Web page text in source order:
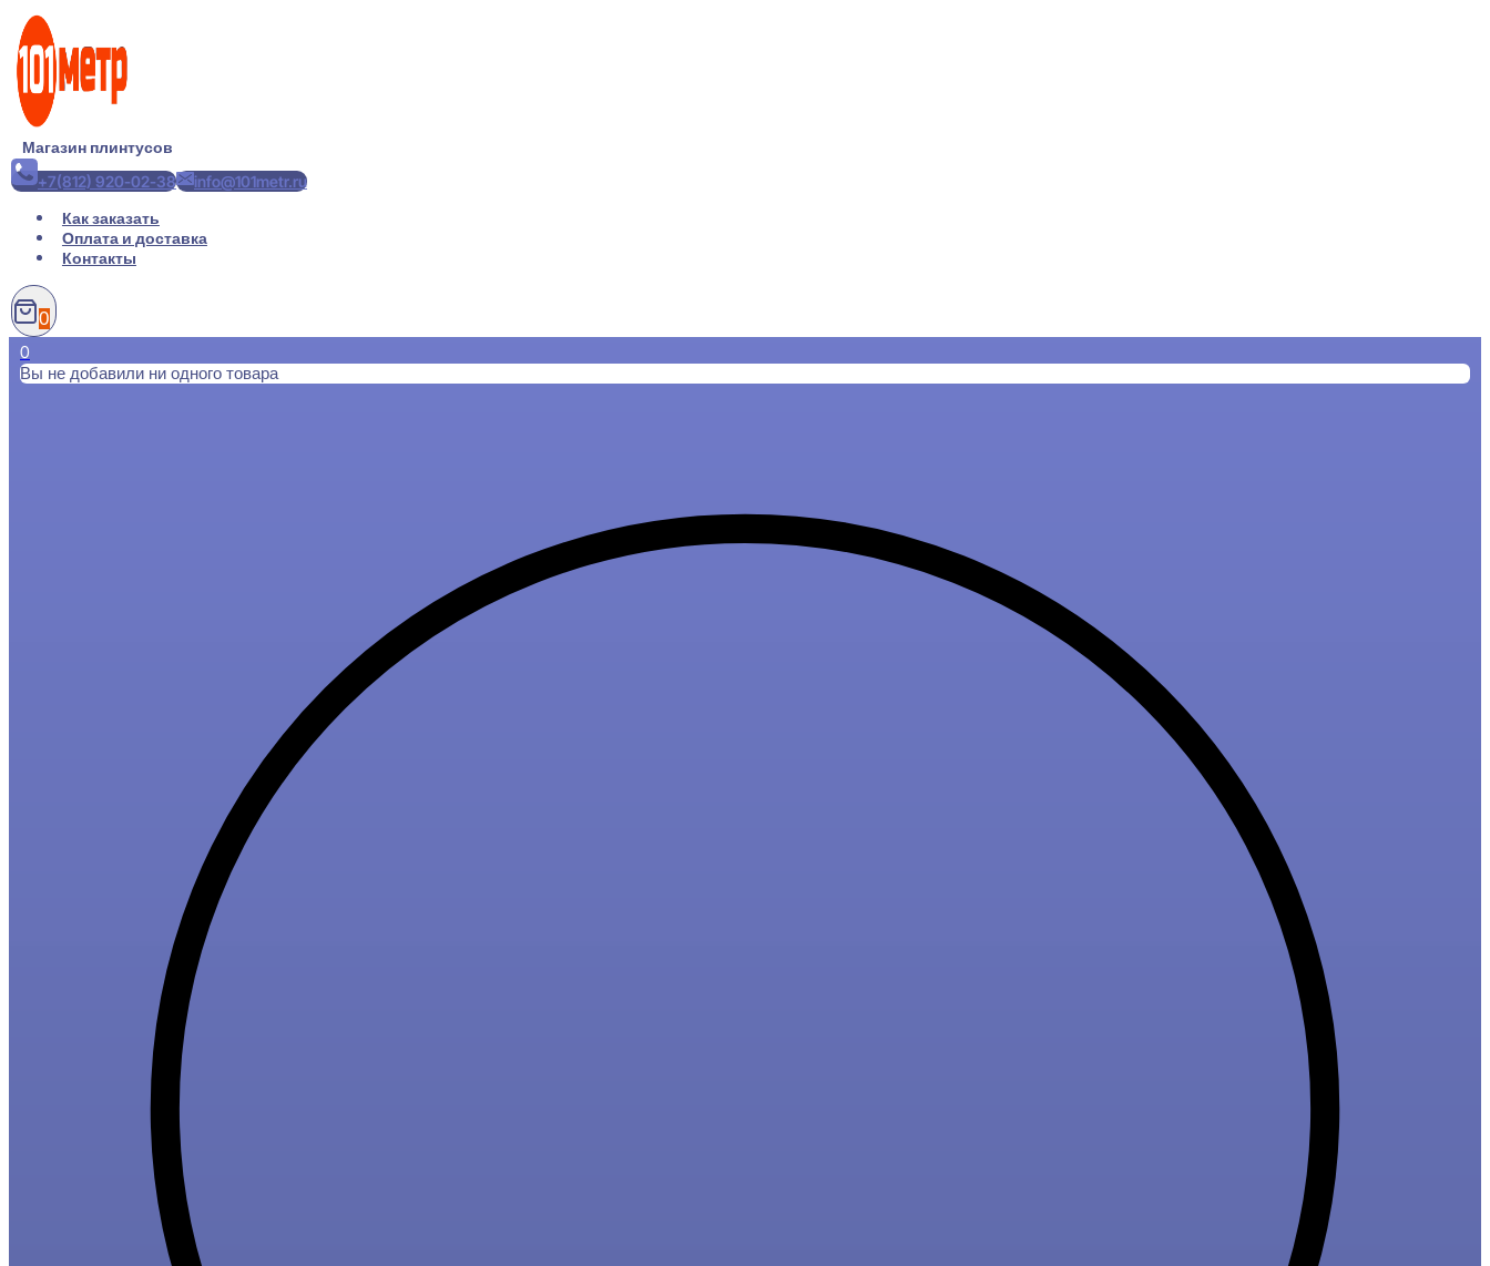
Перейти
содержимому
Магазин плинтусов
+7(812) 920-02-38
info@101metr.ru
Как заказать
Оплата и доставка
Контакты
0
0
Вы не добавили ни одного товара